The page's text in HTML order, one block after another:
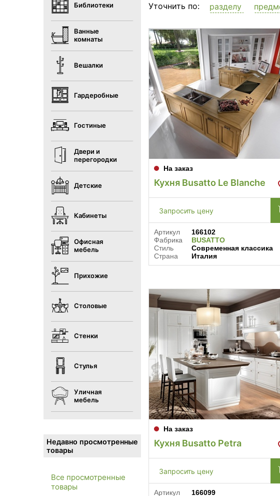
Библиотеки
Ванные
комнаты
Вешалки
Гардеробные
Гостиные
Двери и
перегородки
Детские
Кабинеты
Офисная
мебель
Прихожие
Столовые
Стенки
Стулья
Уличная
мебель
Недавно просмотренные
товары
Все просмотренные
товары
Уточнить по: разделу
На заказ
Кухня Busatto Le Blanche
Запросить цену
Артикул
166102
Фабрика
BUSATTO
Стиль
Современная классика
Страна
Италия
На заказ
Кухня Busatto Petra
Запросить цену
Артикул
166099